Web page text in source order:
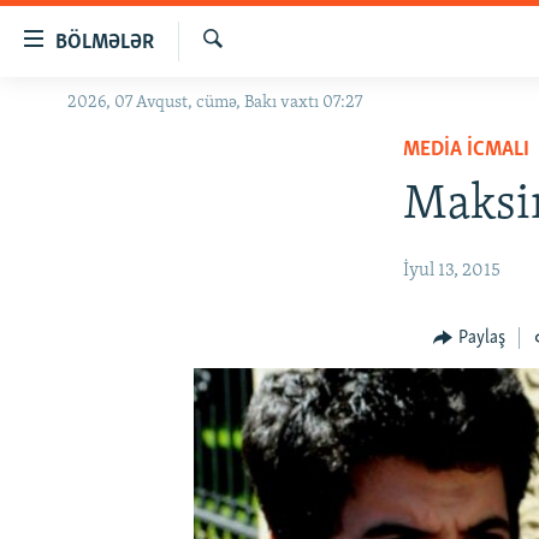
BÖLMƏLƏR
GÜNDƏM
Axtar
2026, 07 Avqust, cümə, Bakı vaxtı 07:27
MEDIA ICMALI
İyul 13, 2015
Paylaş